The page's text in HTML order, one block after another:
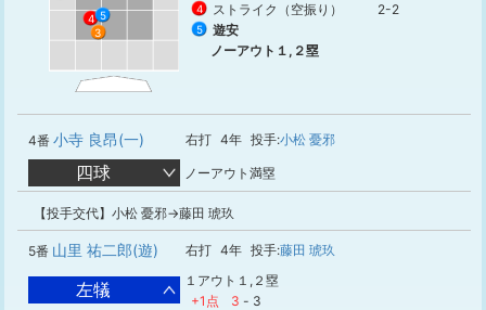
3
4 5
4 ストライク（空振り） 2-2
5
遊安
ノーアウト１,２塁
4番 小寺 良昂(一) 右打 4年 投手:小松 憂邪
四球 ノーアウト満塁
【投手交代】小松 憂邪→藤田 琥玖
5番 山里 祐二郎(遊) 右打 4年 投手:藤田 琥玖
左犠
１アウト１,２塁
+1点
3 - 3